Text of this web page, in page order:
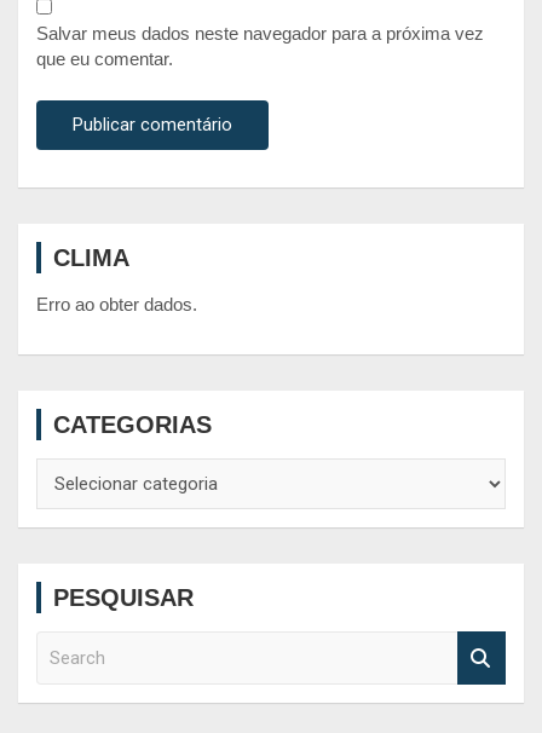
Salvar meus dados neste navegador para a próxima vez
que eu comentar.
CLIMA
Erro ao obter dados.
CATEGORIAS
PESQUISAR